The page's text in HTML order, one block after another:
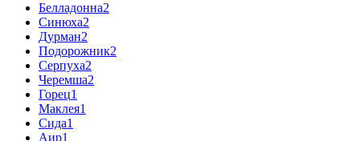
Белладонна2
Синюха2
Дурман2
Подорожник2
Серпуха2
Черемша2
Горец1
Маклея1
Сида1
Аир1